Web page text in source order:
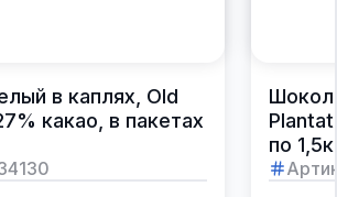
в каплях, Old
какао, в пакетах
по